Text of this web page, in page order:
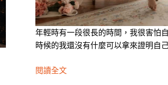
年輕時有一段很長的時間，我很害怕
時候的我還沒有什麼可以拿來證明自
閱讀全文